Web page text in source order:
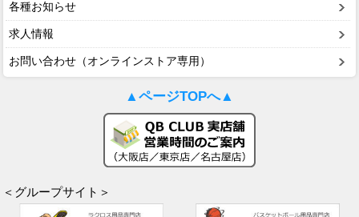
各種お知らせ
求人情報
お問い合わせ（オンラインストア専用）
▲ページTOPへ▲
＜グループサイト＞